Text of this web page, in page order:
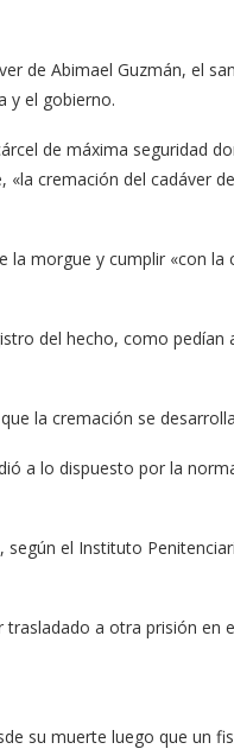
de Abimael Guzmán, el
y el gobierno.
de máxima seguridad
cremación del cadáver
la morgue y cumplir «con la
del hecho, como pedían
la cremación se
a lo dispuesto por la
el Instituto
a otra prisión en
su muerte luego que un